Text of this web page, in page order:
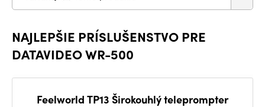
NAJLEPŠIE PRÍSLUŠENSTVO PRE
DATAVIDEO WR-500
Feelworld TP13 Širokouhlý teleprompter